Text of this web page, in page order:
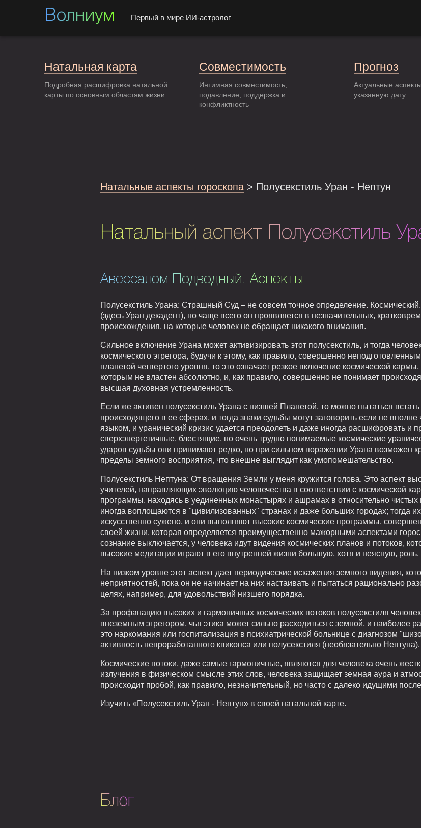
Волниум Первый в мире ИИ-астролог
Натальная карта
Подробная расшифровка натальной
карты по основным областям жизни.
Совместимость
Интимная совместимость,
подавление, поддержка и
конфликтность
Прогноз
Актуальные
указанную дату
Натальные аспекты гороскопа > Полусекстиль Уран - Нептун
Натальный аспект Полусекстиль
Авессалом Подводный. Аспекты
Полусекстиль Урана: Страшный Суд – не совсем точное определение.
(здесь Уран декадент), но чаще всего он проявляется в незначительных,
происхождения, на которые человек не обращает никакого внимания.
Сильное включение Урана может активизировать этот полусекстиль, и тогда
космического эгрегора, будучи к этому, как правило, совершенно
планетой четвертого уровня, то это означает резкое включение космической
которым не властен абсолютно, и, как правило, совершенно не понимает
высшая духовная устремленность.
Если же активен полусекстиль Урана с низшей Планетой, то можно пытаться
происходящего в ее сферах, и тогда знаки судьбы могут заговорить если не
языком, и уранический кризис удается преодолеть и даже иногда расшифровать и
сверхэнергетичные, блестящие, но очень трудно понимаемые космические
ударов судьбы они принимают редко, но при сильном поражении Урана возможен
пределы земного восприятия, что внешне выглядит как умопомешательство.
Полусекстиль Нептуна: От вращения Земли у меня кружится голова. Это аспект
учителей, направляющих эволюцию человечества в соответствии с космической
программы, находясь в уединенных монастырях и ашрамах в относительно
иногда воплощаются в "цивилизованных" странах и даже больших городах; тогда
искусственно сужено, и они выполняют высокие космические программы,
своей жизни, которая определяется преимущественно мажорными аспектами
сознание выключается, у человека идут видения космических планов и потоков,
высокие медитации играют в его внутренней жизни большую, хотя и неясную, роль.
На низком уровне этот аспект дает периодические искажения земного видения,
неприятностей, пока он не начинает на них настаивать и пытаться рационально
целях, например, для удовольствий низшего порядка.
За профанацию высоких и гармоничных космических потоков полусекстиля
внеземным эгрегором, чья этика может сильно расходиться с земной, и наиболее
это наркомания или госпитализация в психиатрической больнице с диагнозом
активность непроработанного квиконса или полусекстиля (необязательно Нептуна).
Космические потоки, даже самые гармоничные, являются для человека очень
излучения в физическом смысле этих слов, человека защищает земная аура и
происходит пробой, как правило, незначительный, но часто с далеко идущими
Изучить «Полусекстиль Уран - Нептун» в своей натальной карте.
Блог